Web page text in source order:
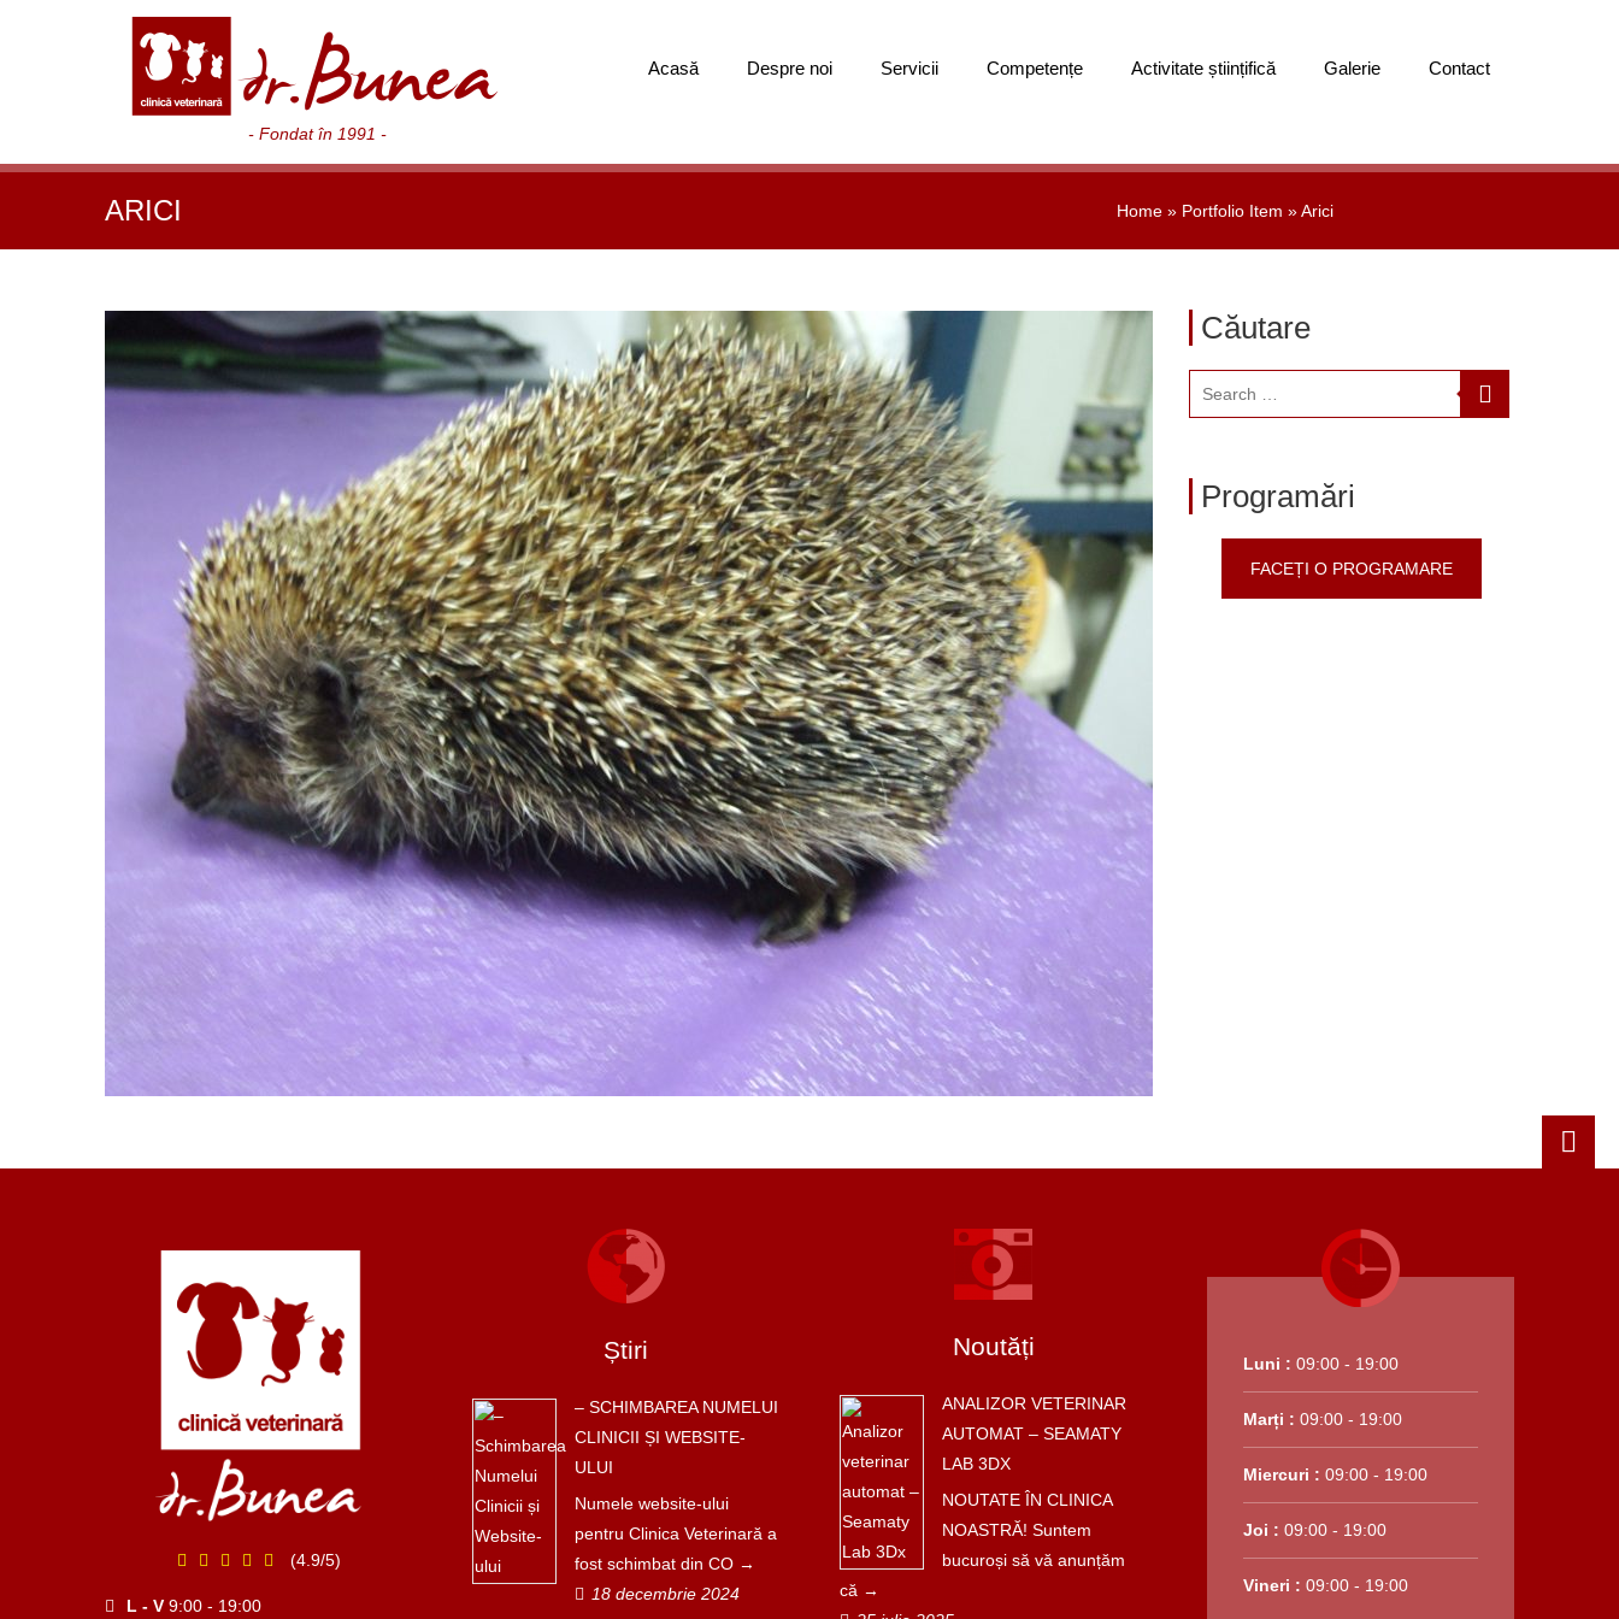
- Fondat în 1991 -
Acasă Despre noi Servicii Competențe Activitate științifică Galerie Contact
ARICI Home » Portfolio Item »Arici
Căutare
Programări
FACEȚI O PROGRAMARE
(4.9/5)
L - V 9:00 - 19:00
Știri
– SCHIMBAREA NUMELUI
CLINICII ȘI WEBSITE-
ULUI
Numele website-ului
pentru Clinica Veterinară a
fost schimbat din CO
18 decembrie 2024
Noutăți
ANALIZOR VETERINAR
AUTOMAT – SEAMATY
LAB 3DX
NOUTATE ÎN CLINICA
NOASTRĂ! Suntem
bucuroși să vă anunțăm
că
Luni : 09:00 - 19:00
Marți : 09:00 - 19:00
Miercuri : 09:00 - 19:00
Joi : 09:00 - 19:00
Vineri : 09:00 - 19:00